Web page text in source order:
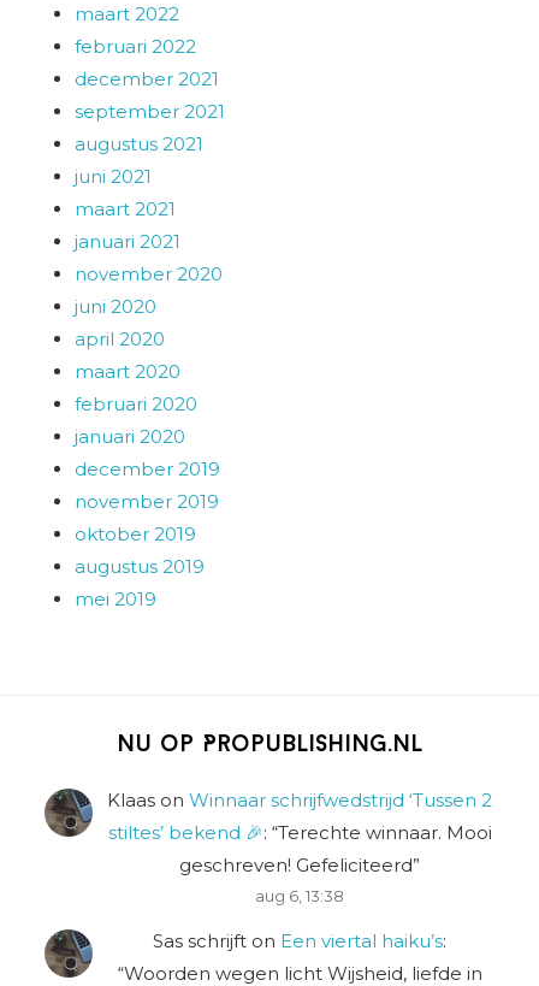
maart 2022
februari 2022
december 2021
september 2021
augustus 2021
juni 2021
maart 2021
januari 2021
november 2020
juni 2020
april 2020
maart 2020
februari 2020
januari 2020
december 2019
november 2019
oktober 2019
augustus 2019
mei 2019
Nu op Propublishing.nl
Klaas on Winnaar schrijfwedstrijd ‘Tussen 2
stiltes’ bekend 🎉: “Terechte winnaar. Mooi
geschreven! Gefeliciteerd”
aug 6, 13:38
Sas schrijft on Een viertal haiku’s:
“Woorden wegen licht Wijsheid, liefde in